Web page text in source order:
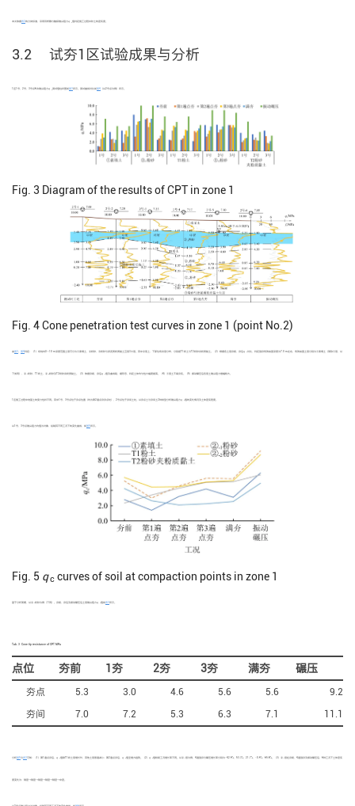
本文依据 表2 的分类标准，采用双桥静力触探锥尖阻力 q c值判定施工过程中砂土的密实度。
3.2 试夯1区试验成果与分析
1区1号、2号、3号点6次锥尖阻力 q c 测试值柱状图如 图3 所示。测试曲线对比如 图4 （以2号点为例）所示。
Fig. 3 Diagram of the results of CPT in zone 1
Fig. 4Cone penetration test curves in zone 1 (point No.2)
由图3 图4 判定：（1）场地内0～10 m深度范围土层可分为①素填土、②粉砂、③粉砂与淤泥质粉质黏土互层3大层。其中②层上、下部位有夹层分布，分别是T1粉土与T2粉砂夹粉质黏土。（2）根据各土层夯前、夯后 q c 对比，判定强夯有效加固深度为7.0 m左右，有效加固土层分别为①素填土（简称①层，以
下类同）、② 粉砂、T1粉土、② -2粉砂及T2粉砂夹粉质黏土。（3）依据夯前、夯后 q c值及曲线陡、缓形态，判定土体均匀性大幅度提高。（4）①层土不易夯实。（5）振动碾压后各层土锥尖阻力增幅较大。
1区施工过程中地基土的受力性状不同。其中1号、3号点位于夯点位置（均为第2遍点夯夯点处），2号点位于夯间土处。以夯点土与夯间土2种类型分析锥尖阻力q c值的变化情况及土体密实程度。
以1号、3号点锥尖阻力均值为对象，绘制其不同工况下的变化曲线，如 图5所示。
Fig. 5 qc curves of soil at compaction points in zone 1
基于分析简便，以② 粉砂为例（下同）。夯前、夯后及振动碾压后土层锥尖阻力q c值如表3 所示。
Tab. 3 Cone tip resistance of CPT MPa
点位 夯前 1夯 2夯 3夯 满夯 碾压
夯点 5.3 3.0 4.6 5.6 5.6
9.2
夯间
7.0 7.2 5.3 6.3 7.1 11.1
分析 图5 与表3 可知：（1）第1遍点夯后， q c值除T1粉土层增长外，其他土层普遍减小；第2遍点夯后， q c值呈增大趋势。（2） q c值较前工况增长率不同。以② 层为例，4遍强夯与碾压增长率分别为−42.9%、53.3%、21.7%、−0.9%、65.8%。（3）② 层在夯前、4遍强夯及振动碾压后，6种工况下土体密实
度变化为：稍密→稍密→稍密→稍密→稍密→中密。